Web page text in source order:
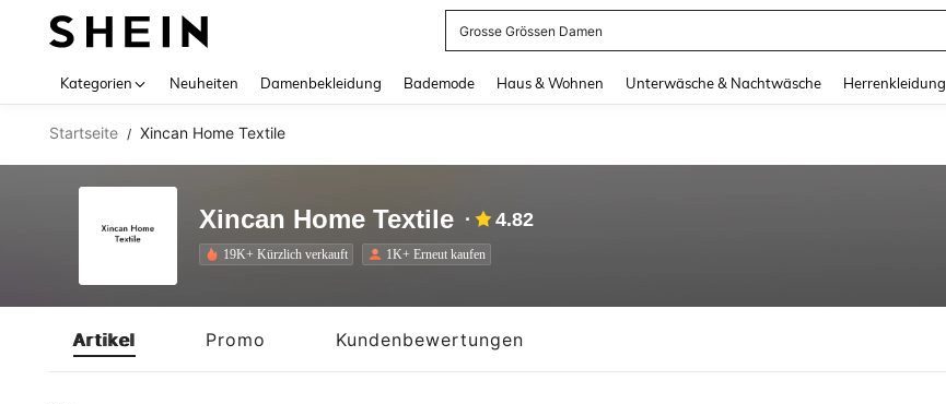
Grosse Grössen Damen
Kategorien Neuheiten Damenbekleidung Bademode Haus & Wohnen Unterwäsche & Nachtwäsche Herrenkleidung
Startseite / Xincan Home Textile
Xincan Home Textile 4.82
19K+ Kürzlich verkauft 1K+ Erneut kaufen
Artikel Promo Kundenbewertungen